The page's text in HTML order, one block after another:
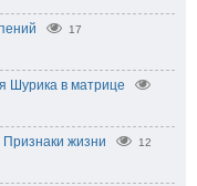
17
Шурика в матрице
жизни 12